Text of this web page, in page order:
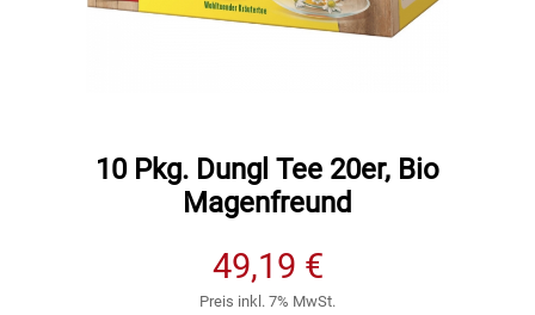
Cateringzubehör
Convenience Obst & Gemüse
10 Pkg. Dungl Tee 20er, Bio
Magenfreund
49,19 €
Preis inkl. 7% MwSt.